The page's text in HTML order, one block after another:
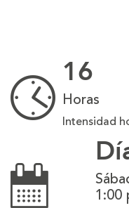
16
Horas
Intensidad
1:00